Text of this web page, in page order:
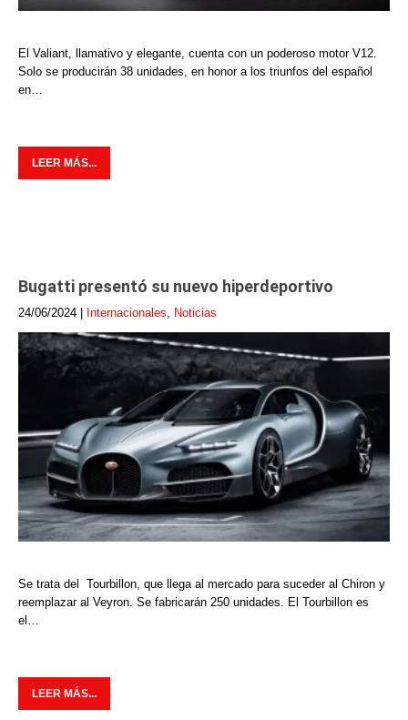
El Valiant, llamativo y elegante, cuenta con un poderoso motor V12.
Solo se producirán 38 unidades, en honor a los triunfos del español
en…
LEER MÁS...
Bugatti presentó su nuevo hiperdeportivo
24/06/2024 Internacionales, Noticias
Se trata del Tourbillon, que llega al mercado para suceder al Chiron y
reemplazar al Veyron. Se fabricarán 250 unidades. El Tourbillon es
el…
LEER MÁS...